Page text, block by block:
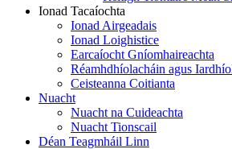
Ionad Tacaíochta
Ionad Airgeadais
Ionad Loighistice
Earcaíocht Gníomhaireachta
Réamhdhíolacháin agus
Ceisteanna Coitianta
Nuacht
Nuacht na Cuideachta
Nuacht Tionscail
Déan Teagmháil Linn